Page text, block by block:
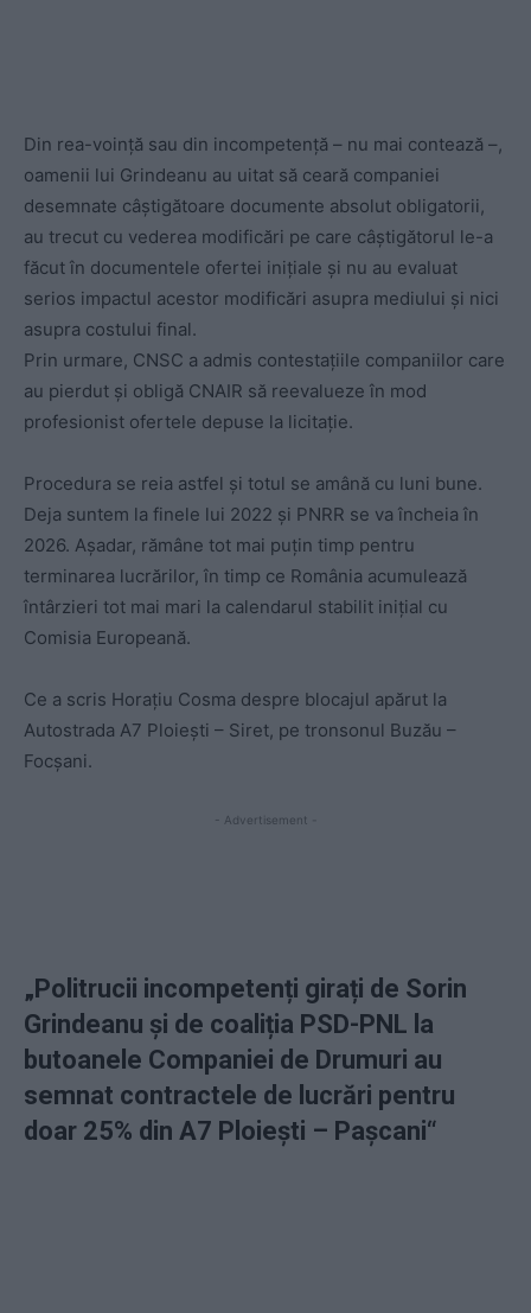
Din rea-voință sau din incompetență – nu mai contează –,
oamenii lui Grindeanu au uitat să ceară companiei
desemnate câștigătoare documente absolut obligatorii,
au trecut cu vederea modificări pe care câștigătorul le-a
făcut în documentele ofertei inițiale și nu au evaluat
serios impactul acestor modificări asupra mediului și nici
asupra costului final.
Prin urmare, CNSC a admis contestațiile companiilor care
au pierdut și obligă CNAIR să reevalueze în mod
profesionist ofertele depuse la licitație.
Procedura se reia astfel și totul se amână cu luni bune.
Deja suntem la finele lui 2022 și PNRR se va încheia în
2026. Așadar, rămâne tot mai puțin timp pentru
terminarea lucrărilor, în timp ce România acumulează
întârzieri tot mai mari la calendarul stabilit inițial cu
Comisia Europeană.
Ce a scris Horațiu Cosma despre blocajul apărut la
Autostrada A7 Ploiești – Siret, pe tronsonul Buzău –
Focșani.
- Advertisement -
„Politrucii incompetenți girați de Sorin
Grindeanu și de coaliția PSD-PNL la
butoanele Companiei de Drumuri au
semnat contractele de lucrări pentru
doar 25% din A7 Ploiești – Pașcani“